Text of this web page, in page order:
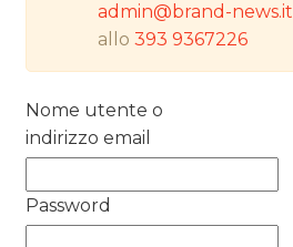
DATI
PREVISIONI/SCENARI
admin@brand-news.it
allo393 9367226
Nome utente o
indirizzo email
Password